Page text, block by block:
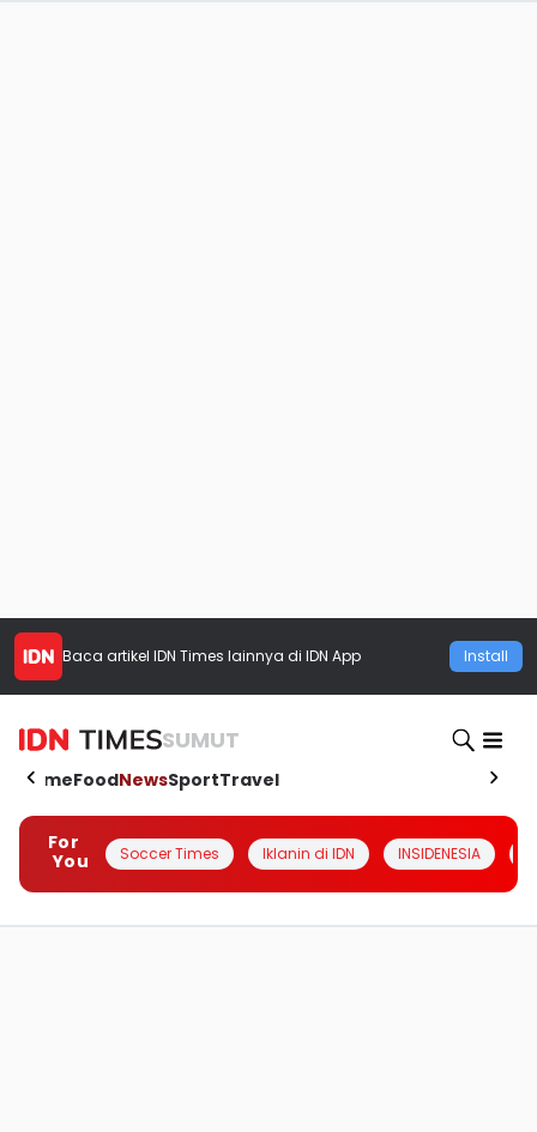
Baca artikel IDN Times lainnya di IDN App Install
SUMUT
HomeFoodNewsSportTravel
For
You
Soccer Times Iklanin di IDN INSIDENESIA